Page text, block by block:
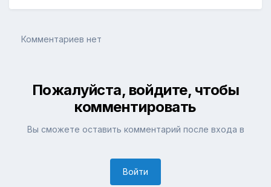
Комментариев нет
Пожалуйста, войдите, чтобы
комментировать
Вы сможете оставить комментарий после входа в
Войти